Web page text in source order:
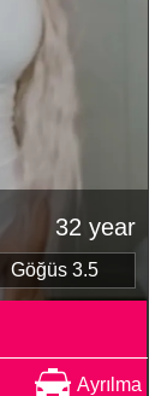
32 year
Göğüs 3.5
Ayrılma